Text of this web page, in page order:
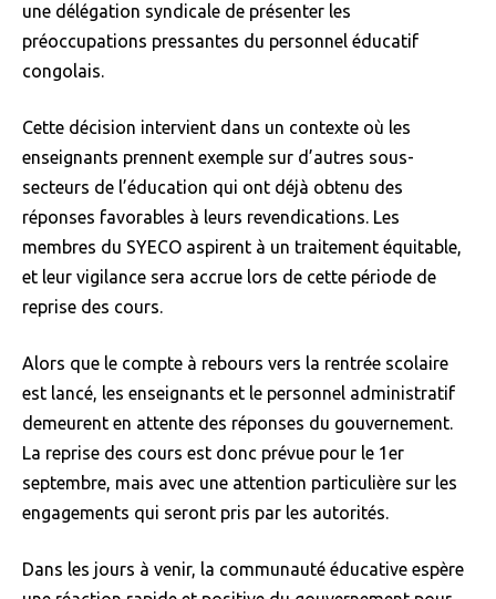
une délégation syndicale de présenter les
préoccupations pressantes du personnel éducatif
congolais.
Cette décision intervient dans un contexte où les
enseignants prennent exemple sur d’autres sous-
secteurs de l’éducation qui ont déjà obtenu des
réponses favorables à leurs revendications. Les
membres du SYECO aspirent à un traitement équitable,
et leur vigilance sera accrue lors de cette période de
reprise des cours.
Alors que le compte à rebours vers la rentrée scolaire
est lancé, les enseignants et le personnel administratif
demeurent en attente des réponses du gouvernement.
La reprise des cours est donc prévue pour le 1er
septembre, mais avec une attention particulière sur les
engagements qui seront pris par les autorités.
Dans les jours à venir, la communauté éducative espère